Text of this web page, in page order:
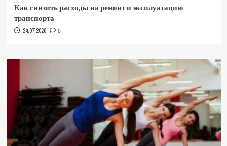
Как снизить расходы на ремонт и эксплуатацию
транспорта
24.07.2026 0